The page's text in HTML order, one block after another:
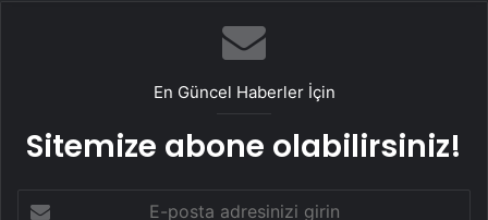
Reklam Ajansı, SEO Ajansı ve Web
En Güncel Haberler İçin
Sitemize abone olabilirsiniz!